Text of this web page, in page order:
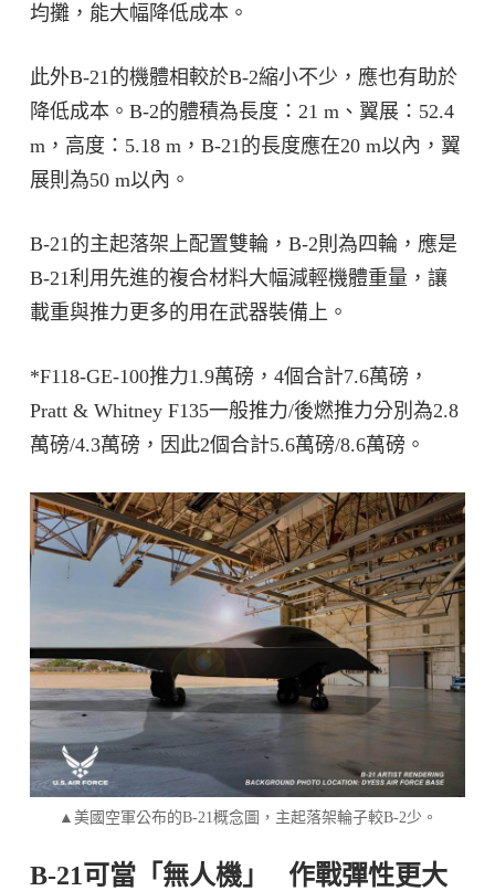
均攤，能大幅降低成本。
此外B-21的機體相較於B-2縮小不少，應也有助於
降低成本。B-2的體積為長度：21 m、翼展：52.4
m，高度：5.18 m，B-21的長度應在20 m以內，翼
展則為50 m以內。
B-21的主起落架上配置雙輪，B-2則為四輪，應是
B-21利用先進的複合材料大幅減輕機體重量，讓
載重與推力更多的用在武器裝備上。
*F118-GE-100推力1.9萬磅，4個合計7.6萬磅，
Pratt & Whitney F135一般推力/後燃推力分別為2.8
萬磅/4.3萬磅，因此2個合計5.6萬磅/8.6萬磅。
▲美國空軍公布的B-21概念圖，主起落架輪子較B-2少。
B-21可當「無人機」 作戰彈性更大